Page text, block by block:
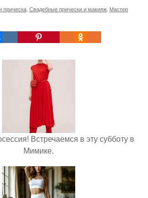
прическа Свадебные прически и макияж Мастер
Встречаемся в эту субботу в
Мимике.